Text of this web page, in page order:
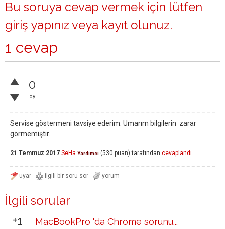
Bu soruya cevap vermek için lütfen
giriş yapınız veya kayıt olunuz.
1 cevap
0
oy
Servise göstermeni tavsiye ederim. Umarım bilgilerin zarar
görmemiştir.
21 Temmuz 2017 SeHa Yardımcı (530 puan) tarafından cevaplandı
İlgili sorular
+1
MacBookPro 'da Chrome sorunu...